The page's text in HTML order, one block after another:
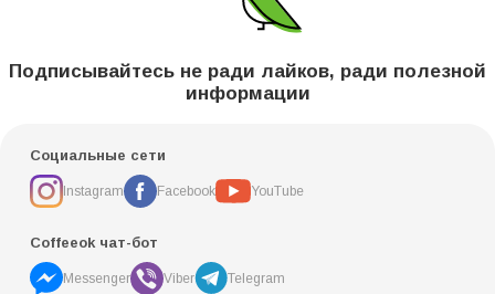
Подписывайтесь не ради лайков, ради полезной
информации
Социальные сети
Instagram Facebook YouTube
Coffeeok чат-бот
Messenger Viber Telegram